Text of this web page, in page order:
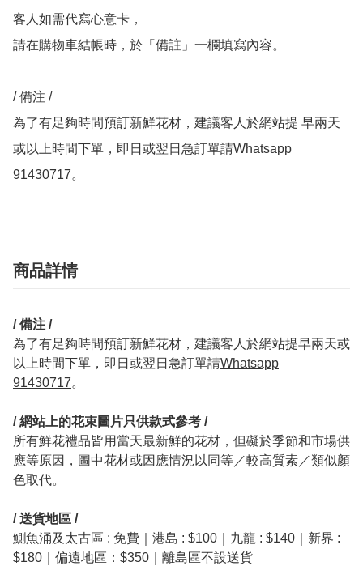
客人如需代寫心意卡，
請在購物車結帳時，於「備註」一欄填寫內容。
/ 備注 /
為了有足夠時間預訂新鮮花材，建議客人於網站提 早兩天
或以上時間下單，即日或翌日急訂單請Whatsapp
91430717。
商品詳情
/ 備注 /
為了有足夠時間預訂新鮮花材，建議客人於網站提早兩天或
以上時間下單，即日或翌日急訂單請Whatsapp
91430717。
/ 網站上的花束圖片只供款式參考 /
所有鮮花禮品皆用當天最新鮮的花材，但礙於季節和市場供
應等原因，圖中花材或因應情況以同等／較高質素／類似顏
色取代。
/ 送貨地區 /
鰂魚涌及太古區 : 免費｜港島 : $100｜九龍 : $140｜新界 :
$180｜偏遠地區：$350｜離島區不設送貨